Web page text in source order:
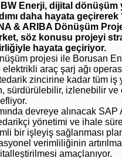
Enerji, dijital
daha hayata
& ARIBA Dönüşüm
söz konusu projeyi
hayata geçiriyor.
projesi ile Borusan
araç şarj ağı
zincirine kadar tüm iş
sürdürülebilir, izlenebilir ve
devreye alınacak
yönetimi ve ihale
bir işleyiş sağlanması
verimliliğinin
amaçlanıyor.